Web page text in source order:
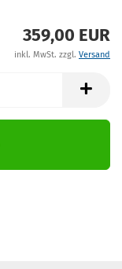
359,00 EUR
inkl. MwSt. zzgl. Versand